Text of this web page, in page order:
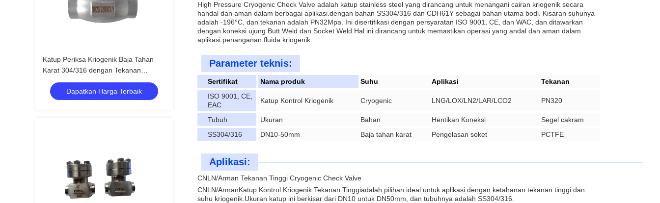
Katup Periksa Kriogenik Baja Tahan
Karat 304/316 dengan Tekanan
Maksimum 5.0Mpa untuk Rentang
Suhu -196°C hingga +80°C
Dapatkan Harga Terbaik
High Pressure Cryogenic Check Valve adalah katup stainless steel yang dirancang untuk menangani cairan kriogenik secara
handal dan aman dalam berbagai aplikasi.dengan bahan SS304/316 dan CDH61Y sebagai bahan utama bodi. Kisaran suhunya
adalah -196°C, dan tekanan adalah PN32Mpa. Ini disertifikasi dengan persyaratan ISO 9001, CE, dan WAC, dan ditawarkan
dengan koneksi ujung Butt Weld dan Socket Weld.Hal ini dirancang untuk memastikan operasi yang andal dan aman dalam
aplikasi penanganan fluida kriogenik.
Parameter teknis:
Sertifikat Nama produk Suhu Aplikasi
Tekanan
ISO 9001, CE,
EAC
Katup Kontrol Kriogenik Cryogenic LNG/LOX/LN2/LAR/LCO2 PN320
Tubuh Ukuran Bahan Hentikan Koneksi
Segel cakram
SS304/316
DN10-50mm Baja tahan karat Pengelasan soket PCTFE
Aplikasi:
CNLN/Arman Tekanan Tinggi Cryogenic Check Valve
CNLN/ArmanKatup Kontrol Kriogenik Tekanan Tinggiadalah pilihan ideal untuk aplikasi dengan ketahanan tekanan tinggi dan
suhu kriogenik.Ukuran katup ini berkisar dari DN10 untuk DN50mm, dan tubuhnya adalah SS304/316.